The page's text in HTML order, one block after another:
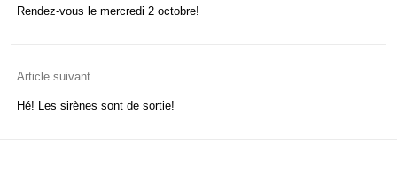
Rendez-vous le mercredi 2 octobre!
Article suivant
Hé! Les sirènes sont de sortie!